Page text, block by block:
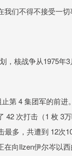
们不得不接受一切
，核战争从1975年
第 4 集团军的前进
42 次打击（1 枚 3
最多，共遭到 12次
在向Ilzen伊尔岑以